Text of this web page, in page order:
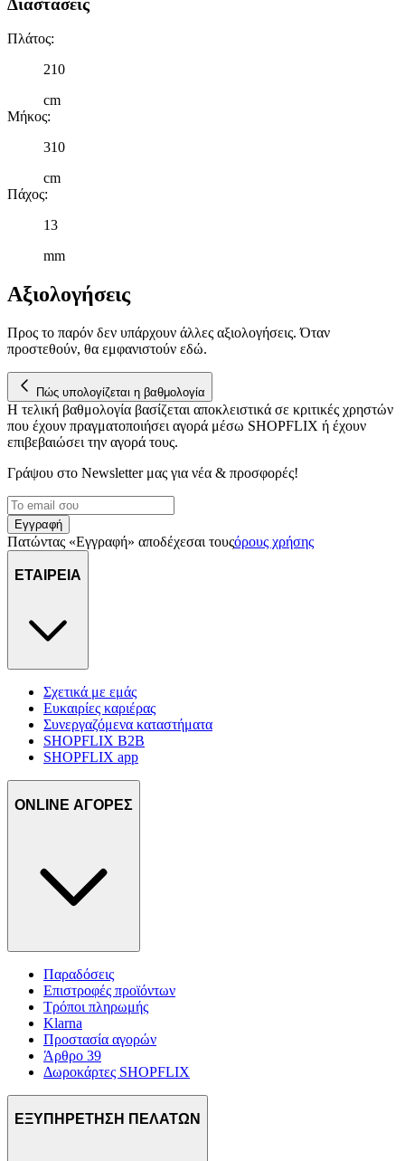
Πλάτος:
210
cm
Μήκος:
310
cm
Πάχος:
13
mm
Αξιολογήσεις
Προς το παρόν δεν υπάρχουν άλλες αξιολογήσεις. Όταν
προστεθούν, θα εμφανιστούν εδώ.
Πώς υπολογίζεται η βαθμολογία
Η τελική βαθμολογία βασίζεται αποκλειστικά σε κριτικές χρηστών
που έχουν πραγματοποιήσει αγορά μέσω SHOPFLIX ή έχουν
επιβεβαιώσει την αγορά τους.
Γράψου στο Νewsletter μας για νέα & προσφορές!
Εγγραφή
Πατώντας «Εγγραφή» αποδέχεσαι τουςόρους χρήσης
ΕΤΑΙΡΕΙΑ
Σχετικά με εμάς
Ευκαιρίες καριέρας
Συνεργαζόμενα καταστήματα
SHOPFLIX B2B
SHOPFLIX app
ONLINE ΑΓΟΡΕΣ
Παραδόσεις
Επιστροφές προϊόντων
Τρόποι πληρωμής
Klarna
Προστασία αγορών
Άρθρο 39
Δωροκάρτες SHOPFLIX
ΕΞΥΠΗΡΕΤΗΣΗ ΠΕΛΑΤΩΝ